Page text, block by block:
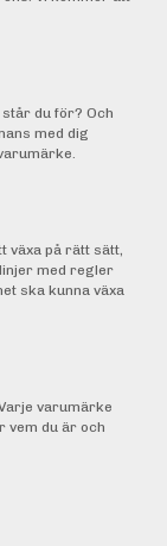
du för? Och
med dig
växa på rätt sätt,
med regler
ska kunna växa
varumärke
vem du är och